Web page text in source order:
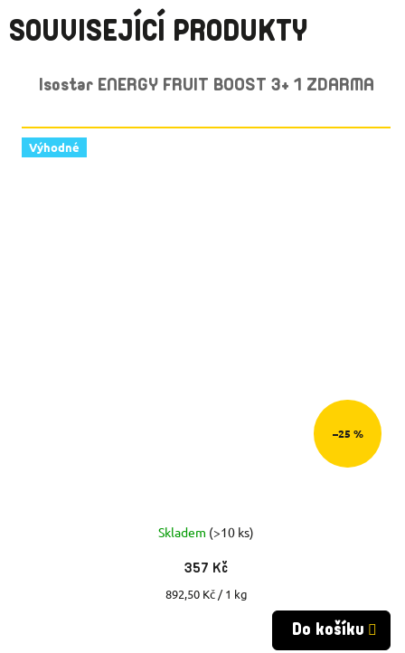
SOUVISEJÍCÍ PRODUKTY
Isostar ENERGY FRUIT BOOST 3+ 1 ZDARMA
Výhodné
–25 %
Skladem (>10 ks)
357 Kč
Měrná
892,50 Kč / 1 kg
Do košíku